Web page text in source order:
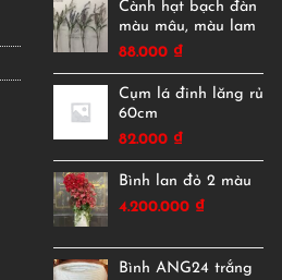
Cành hạt bạch đàn
màu mâu, màu lam
88.000 ₫
Cụm lá đinh lăng rủ
60cm
82.000 ₫
Bình lan đỏ 2 màu
4.200.000 ₫
Bình ANG24 trắng